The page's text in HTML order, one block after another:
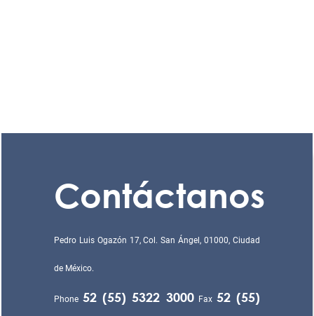
Contáctanos
Pedro Luis Ogazón 17, Col. San Ángel, 01000, Ciudad
de México.
Phone52 (55) 5322 3000Fax 52 (55)